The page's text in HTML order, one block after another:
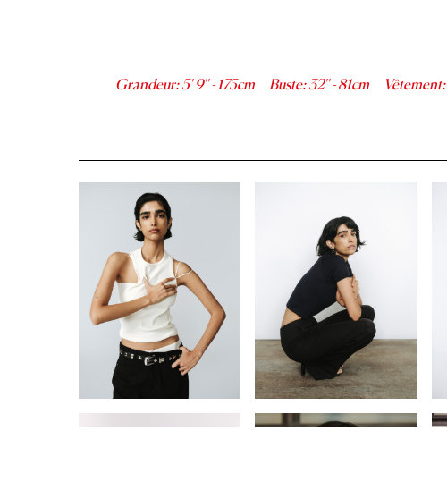
Grandeur:5' 9''-175cm Buste:32''- 81cm Vêtement: